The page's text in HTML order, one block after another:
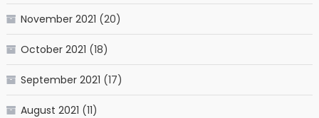
November 2021 (20)
October 2021 (18)
September 2021 (17)
August 2021 (11)